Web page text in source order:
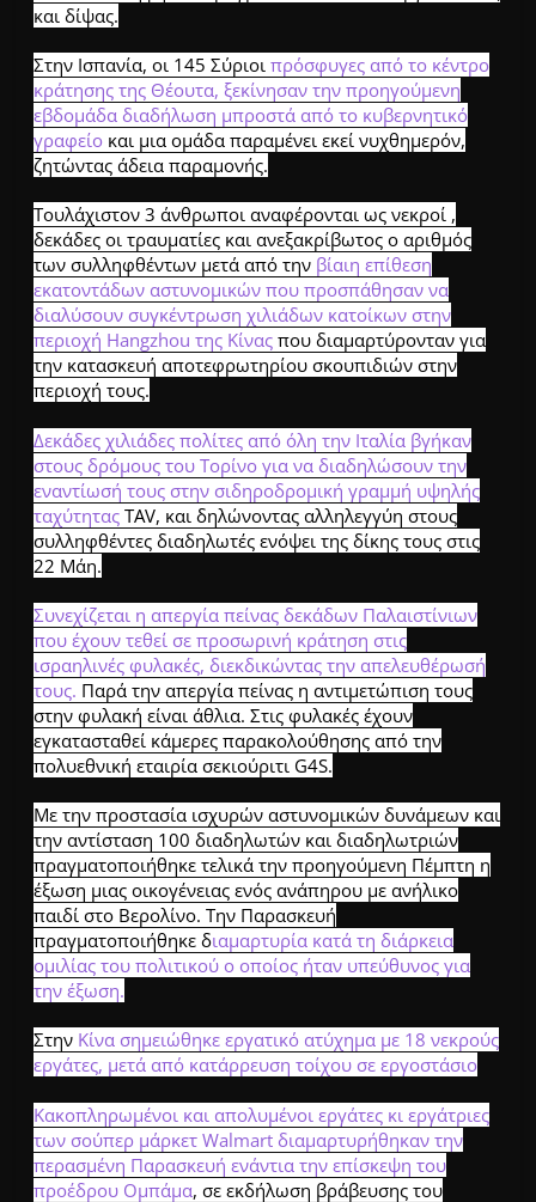
και δίψας.
Στην Ισπανία, οι 145 Σύριοιπρόσφυγες από το κέντρο
κράτησης της Θέουτα, ξεκίνησαν την προηγούμενη
εβδομάδα διαδήλωση μπροστά από το κυβερνητικό
γραφείο και μια ομάδα παραμένει εκεί νυχθημερόν,
ζητώντας άδεια παραμονής.
Τουλάχιστον 3 άνθρωποι αναφέρονται ως νεκροί ,
δεκάδες οι τραυματίες και ανεξακρίβωτος ο αριθμός
των συλληφθέντων μετά από την βίαιη επίθεση
εκατοντάδων αστυνομικών που προσπάθησαν να
διαλύσουν συγκέντρωση χιλιάδων κατοίκων στην
περιοχή Hangzhou της Κίνας που διαμαρτύρονταν για
την κατασκευή αποτεφρωτηρίου σκουπιδιών στην
περιοχή τους.
Δεκάδες χιλιάδες πολίτες από όλη την Ιταλία βγήκαν
στους δρόμους του Τορίνο για να διαδηλώσουν την
εναντίωσή τους στην σιδηροδρομική γραμμή υψηλής
ταχύτητας ΤΑV, και δηλώνοντας αλληλεγγύη στους
συλληφθέντες διαδηλωτές ενόψει της δίκης τους στις
22 Μάη.
Συνεχίζεται η απεργία πείνας δεκάδων Παλαιστίνιων
που έχουν τεθεί σε προσωρινή κράτηση στις
ισραηλινές φυλακές, διεκδικώντας την απελευθέρωσή
τους. Παρά την απεργία πείνας η αντιμετώπιση τους
στην φυλακή είναι άθλια. Στις φυλακές έχουν
εγκατασταθεί κάμερες παρακολούθησης από την
πολυεθνική εταιρία σεκιούριτι G4S.
Με την προστασία ισχυρών αστυνομικών δυνάμεων και
την αντίσταση 100 διαδηλωτών και διαδηλωτριών
πραγματοποιήθηκε τελικά την προηγούμενη Πέμπτη η
έξωση μιας οικογένειας ενός ανάπηρου με ανήλικο
παιδί στο Βερολίνο. Την Παρασκευή
πραγματοποιήθηκε διαμαρτυρία κατά τη διάρκεια
ομιλίας του πολιτικού ο οποίος ήταν υπεύθυνος για
την έξωση.
Στην Κίνα σημειώθηκε εργατικό ατύχημα με 18 νεκρούς
εργάτες, μετά από κατάρρευση τοίχου σε εργοστάσιο
Κακοπληρωμένοι και απολυμένοι εργάτες κι εργάτριες
των σούπερ μάρκετ Walmart διαμαρτυρήθηκαν την
περασμένη Παρασκευή ενάντια την επίσκεψη του
προέδρου Ομπάμα, σε εκδήλωση βράβευσης του